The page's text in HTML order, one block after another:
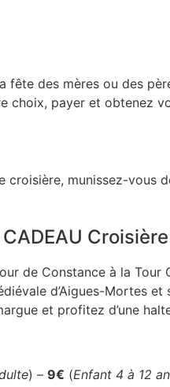
fête des mères ou des
choix, payer et obtenez
munissez-vous
CADEAU
de Constance à la Tour
d’Aigues-Mortes
et profitez d’une
) – 9€ (Enfant 4 à 12